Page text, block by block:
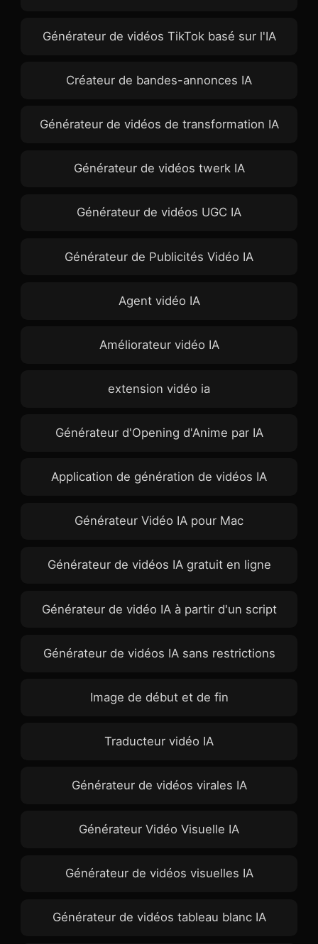
Générateur de vidéos TikTok basé sur l'IA
Créateur de bandes-annonces IA
Générateur de vidéos de transformation IA
Générateur de vidéos twerk IA
Générateur de vidéos UGC IA
Générateur de Publicités Vidéo IA
Agent vidéo IA
Améliorateur vidéo IA
extension vidéo ia
Générateur d'Opening d'Anime par IA
Application de génération de vidéos IA
Générateur Vidéo IA pour Mac
Générateur de vidéos IA gratuit en ligne
Générateur de vidéo IA à partir d'un script
Générateur de vidéos IA sans restrictions
Image de début et de fin
Traducteur vidéo IA
Générateur de vidéos virales IA
Générateur Vidéo Visuelle IA
Générateur de vidéos visuelles IA
Générateur de vidéos tableau blanc IA